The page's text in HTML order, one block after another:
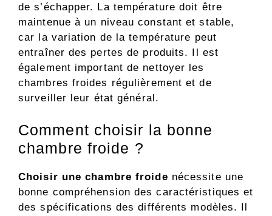
de s’échapper. La température doit être
maintenue à un niveau constant et stable,
car la variation de la température peut
entraîner des pertes de produits. Il est
également important de nettoyer les
chambres froides régulièrement et de
surveiller leur état général.
Comment choisir la bonne
chambre froide ?
Choisir une chambre froide nécessite une
bonne compréhension des caractéristiques et
des spécifications des différents modèles. Il